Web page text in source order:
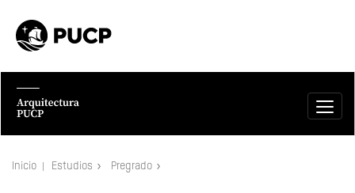
Inicio Estudios Pregrado